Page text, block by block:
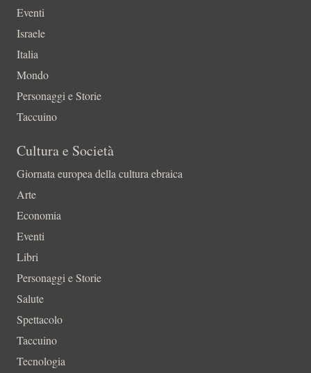
Eventi
Israele
Italia
Mondo
Personaggi e Storie
Taccuino
Cultura e Società
Giornata europea della cultura ebraica
Arte
Economia
Eventi
Libri
Personaggi e Storie
Salute
Spettacolo
Taccuino
Tecnologia